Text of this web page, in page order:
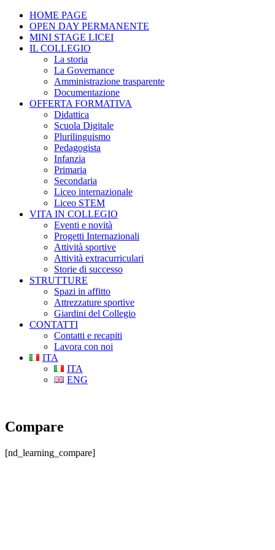
HOME PAGE
OPEN DAY PERMANENTE
MINI STAGE LICEI
IL COLLEGIO
La storia
La Governance
Amministrazione trasparente
Documentazione
OFFERTA FORMATIVA
Didattica
Scuola Digitale
Plurilinguismo
Pedagogista
Infanzia
Primaria
Secondaria
Liceo internazionale
Liceo STEM
VITA IN COLLEGIO
Eventi e novità
Progetti Internazionali
Attività sportive
Attività extracurriculari
Storie di successo
STRUTTURE
Spazi in affitto
Attrezzature sportive
Giardini del Collegio
CONTATTI
Contatti e recapiti
Lavora con noi
ITA
ITA
ENG
Compare
[nd_learning_compare]